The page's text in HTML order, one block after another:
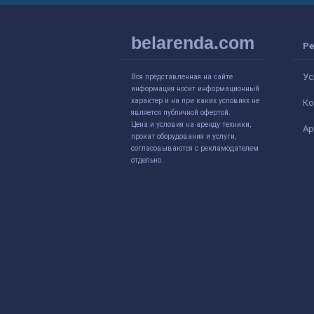
belarenda.com
Вся представленная на сайте
информация носит информационный
характер и ни при каких условиях не
является публичной офертой.
Цена и условия на аренду техники,
прокат оборудования и услуги,
согласовываются с рекламодателем
отдельно.